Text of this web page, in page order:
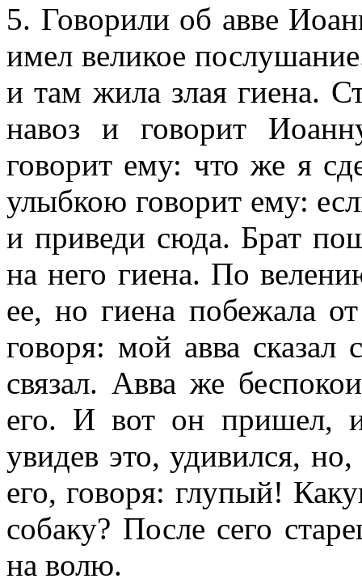
5. Говорили об авве
имел великое
и там жила злая гиена.
навоз и говорит
говорит ему: что же я
улыбкою говорит ему:
и приведи сюда. Брат
на него гиена. По
ее, но гиена побежала
говоря: мой авва сказал
связал. Авва же
его. И вот он пришел,
увидев это, удивился,
его, говоря: глупый!
собаку? После сего
на волю.